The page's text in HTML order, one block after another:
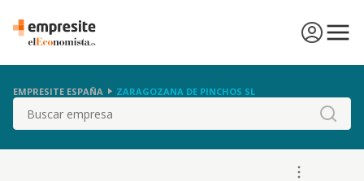
EMPRESITE ESPAÑA ZARAGOZANA DE PINCHOS SL
Buscar